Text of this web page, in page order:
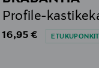
Profile-
Original Price
16,95 €